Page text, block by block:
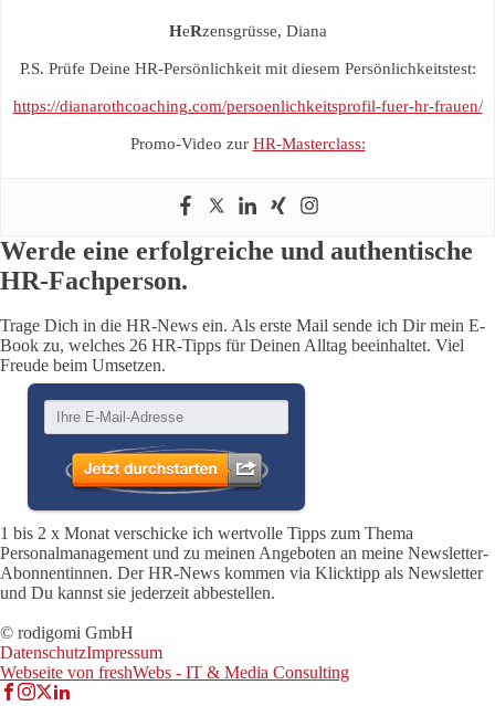
HeRzensgrüsse, Diana
P.S. Prüfe Deine HR-Persönlichkeit mit diesem Persönlichkeitstest:
https://dianarothcoaching.com/persoenlichkeitsprofil-fuer-hr-frauen/
Promo-Video zur HR-Masterclass:
Werde eine erfolgreiche und authentische
HR-Fachperson.
Trage Dich in die HR-News ein. Als erste Mail sende ich Dir mein E-
Book zu, welches 26 HR-Tipps für Deinen Alltag beeinhaltet. Viel
Freude beim Umsetzen.
1 bis 2 x Monat verschicke ich wertvolle Tipps zum Thema
Personalmanagement und zu meinen Angeboten an meine Newsletter-
Abonnentinnen. Der HR-News kommen via Klicktipp als Newsletter
und Du kannst sie jederzeit abbestellen.
© rodigomi GmbH
DatenschutzImpressum
Webseite von freshWebs - IT & Media Consulting